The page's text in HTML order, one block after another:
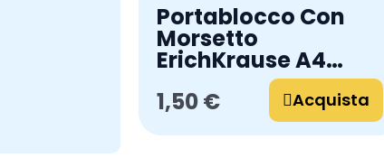
Portablocco Con
Morsetto
ErichKrause A4
Nero in Cartoncino
Rivestito
1,50 € Acquista